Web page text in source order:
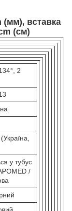
(мм), вставка
(cм)
2
у тубус
/